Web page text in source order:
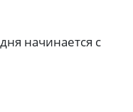
начинается с